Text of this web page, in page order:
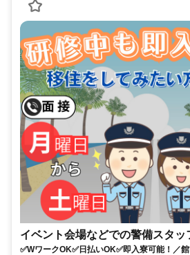
イベント会場などでの警備スタッ
✅WワークOK✅日払いOK✅即入寮可能！／